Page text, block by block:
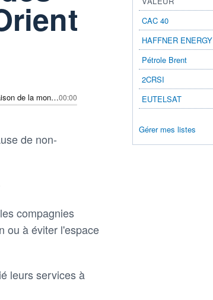
Les compagnies aériennes suspendent leurs vols en raison de la montée des tensions au Moyen-Orient00:00
de non-
compagnies
ou à éviter l'espace
leurs services à
CAC 40
HAFFNER ENERGY
Pétrole Brent
2CRSI
EUTELSAT
Gérer mes listes